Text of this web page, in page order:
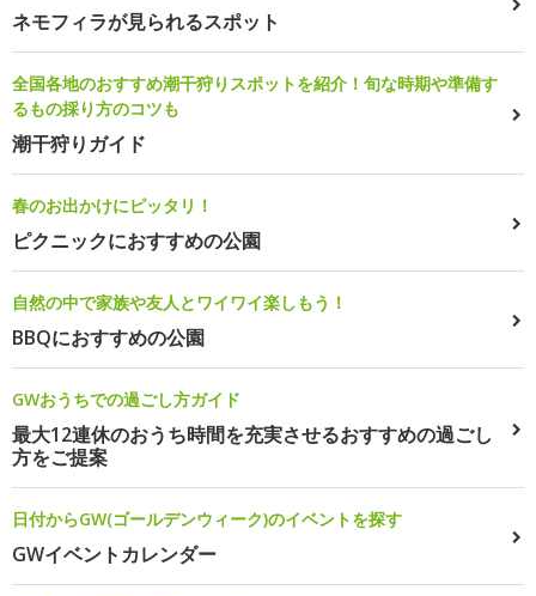
ネモフィラが見られるスポット
全国各地のおすすめ潮干狩りスポットを紹介！旬な時期や準備す
るもの採り方のコツも
潮干狩りガイド
春のお出かけにピッタリ！
ピクニックにおすすめの公園
自然の中で家族や友人とワイワイ楽しもう！
BBQにおすすめの公園
GWおうちでの過ごし方ガイド
最大12連休のおうち時間を充実させるおすすめの過ごし
方をご提案
日付からGW(ゴールデンウィーク)のイベントを探す
GWイベントカレンダー